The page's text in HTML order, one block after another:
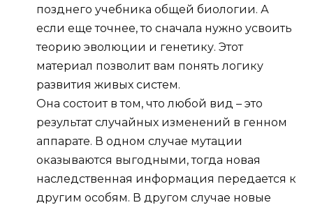
позднего учебника общей биологии. А
если еще точнее, то сначала нужно усвоить
теорию эволюции и генетику. Этот
материал позволит вам понять логику
развития живых систем.
Она состоит в том, что любой вид – это
результат случайных изменений в генном
аппарате. В одном случае мутации
оказываются выгодными, тогда новая
наследственная информация передается к
другим особям. В другом случае новые